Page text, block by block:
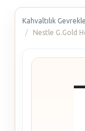
Kahvaltılık
Nestle G.Gold